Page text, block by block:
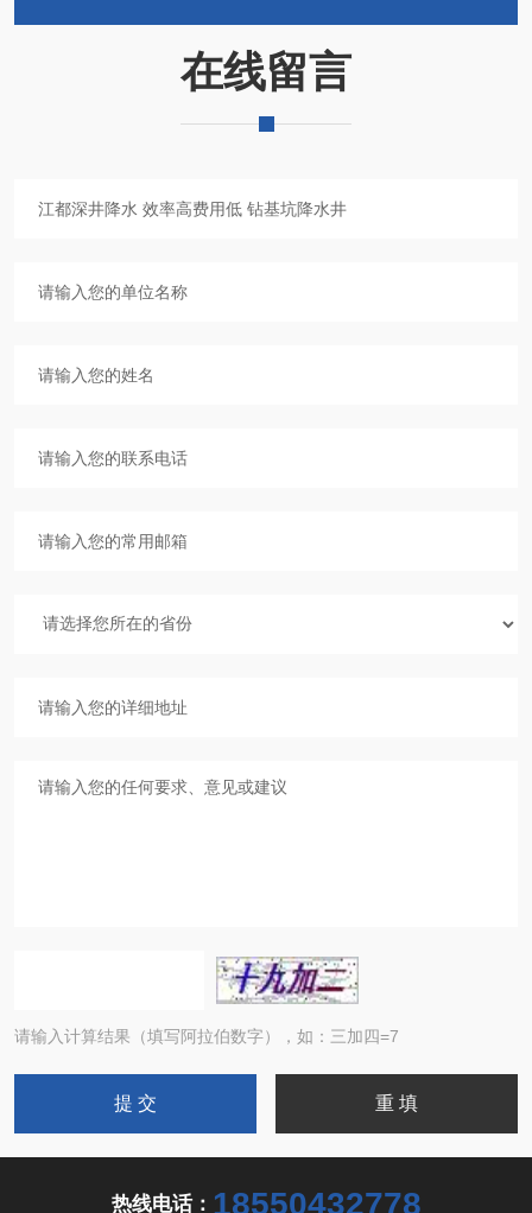
在线留言
请输入计算结果（填写阿拉伯数字），如：三加四=7
热线电话： 18550432778